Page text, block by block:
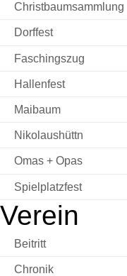
Christbaumsammlung
Dorffest
Faschingszug
Hallenfest
Maibaum
Nikolaushüttn
Omas + Opas
Spielplatzfest
Verein
Beitritt
Chronik